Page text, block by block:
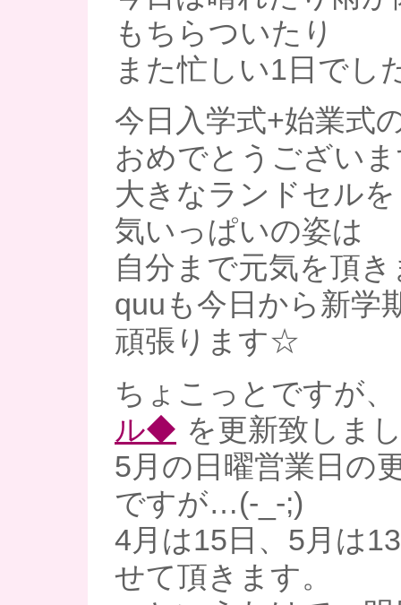
もちらついたり
また忙しい1日でし
今日入学式+始業式
おめでとうござい
大きなランドセル
気いっぱいの姿は
自分まで元気を頂
quuも今日から新学
頑張ります☆
ちょこっとですが
ル◆ を更新致しま
5月の日曜営業日の
ですが…(-_-;)
4月は15日、5月は
せて頂きます。